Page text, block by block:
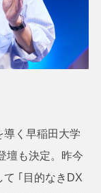
導く早稲田大学
壇も決定。昨今
｢目的なきDX